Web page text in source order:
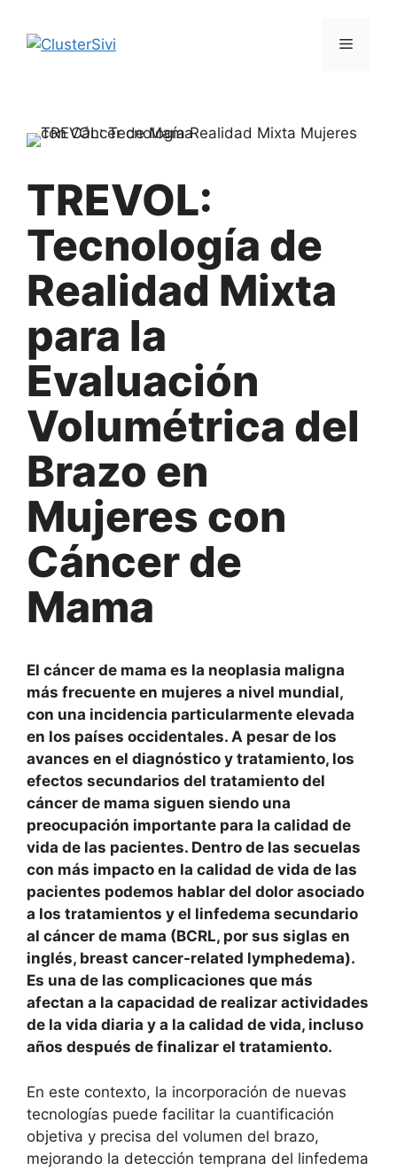
contenido
Menú
TREVOL:
Tecnología de
Realidad Mixta
para la
Evaluación
Volumétrica del
Brazo en
Mujeres con
Cáncer de
Mama
El cáncer de mama es la neoplasia maligna
más frecuente en mujeres a nivel mundial,
con una incidencia particularmente elevada
en los países occidentales. A pesar de los
avances en el diagnóstico y tratamiento, los
efectos secundarios del tratamiento del
cáncer de mama siguen siendo una
preocupación importante para la calidad de
vida de las pacientes. Dentro de las secuelas
con más impacto en la calidad de vida de las
pacientes podemos hablar del dolor asociado
a los tratamientos y el linfedema secundario
al cáncer de mama (BCRL, por sus siglas en
inglés, breast cancer-related lymphedema).
Es una de las complicaciones que más
afectan a la capacidad de realizar actividades
de la vida diaria y a la calidad de vida, incluso
años después de finalizar el tratamiento.
En este contexto, la incorporación de nuevas
tecnologías puede facilitar la cuantificación
objetiva y precisa del volumen del brazo,
mejorando la detección temprana del linfedema